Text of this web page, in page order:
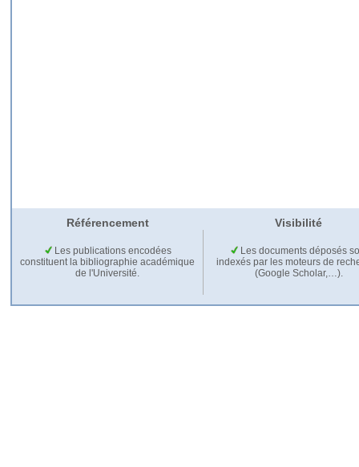
Référencement Visibilité
Les publications encodées
constituent la bibliographie académique
de l'Université.
Les documents déposés
indexés par les moteurs de
(Google Scholar,…).